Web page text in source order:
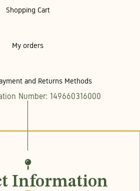
Shopping Cart
My orders
and Returns Methods
Number: 149660316000
Information